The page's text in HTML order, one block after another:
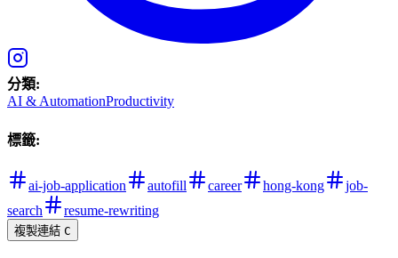
分類:
AI & AutomationProductivity
標籤:
ai-job-application autofill career hong-kong
job-
search
resume-rewriting
複製連結 C